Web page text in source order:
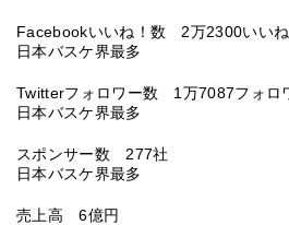
Facebookいいね！数 2万2300いいね
日本バスケ界最多
Twitterフォロワー数 1万7087フォロ
日本バスケ界最多
スポンサー数 277社
日本バスケ界最多
売上高 6億円